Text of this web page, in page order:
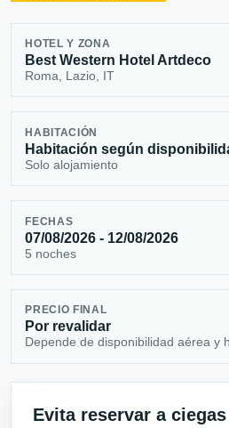
HOTEL Y ZONA
Best Western Hotel Artdeco
Roma, Lazio, IT
HABITACIÓN
Habitación según
Solo alojamiento
FECHAS
07/08/2026 - 12/08/2026
5 noches
PRECIO FINAL
Por revalidar
Depende de disponibilidad aérea y
Evita reservar a ciegas